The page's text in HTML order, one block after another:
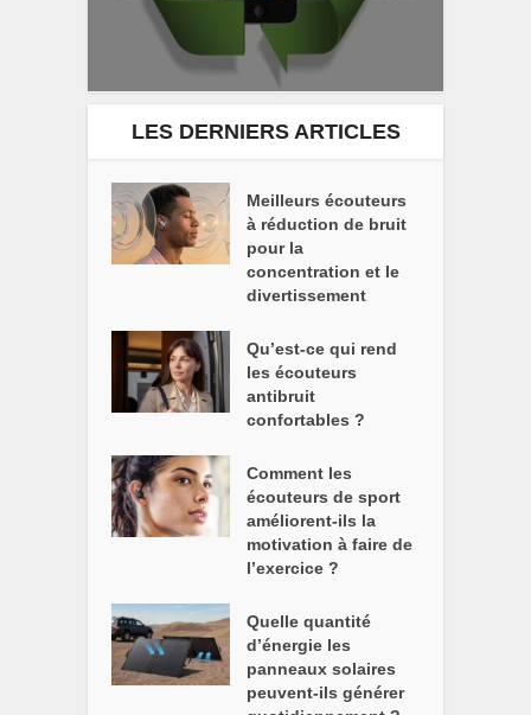
LES DERNIERS ARTICLES
Meilleurs écouteurs
à réduction de bruit
pour la
concentration et le
divertissement
Qu’est-ce qui rend
les écouteurs
antibruit
confortables ?
Comment les
écouteurs de sport
améliorent-ils la
motivation à faire de
l’exercice ?
Quelle quantité
d’énergie les
panneaux solaires
peuvent-ils générer